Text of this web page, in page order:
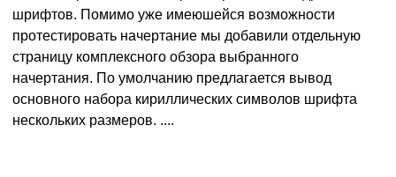
шрифтов. Помимо уже имеюшейся возможности
протестировать начертание мы добавили отдельную
страницу комплексного обзора выбранного
начертания. По умолчанию предлагается вывод
основного набора кириллических символов шрифта
нескольких размеров. ....